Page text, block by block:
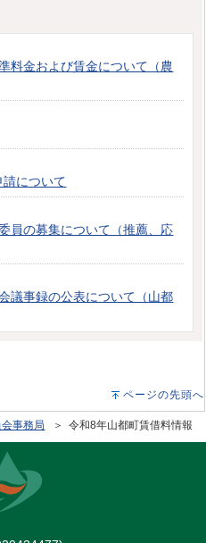
料金および賃金について（農
について
員の募集について（推薦、応
議事録の公表について（山都
ページの先頭へ
事務局 ＞ 令和8年山都町賃借料情報